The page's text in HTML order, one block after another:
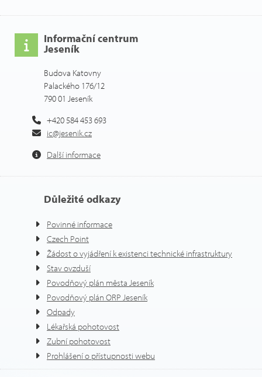
Informační centrum
Jeseník
Budova Katovny
Palackého 176/12
790 01 Jeseník
+420 584 453 693
ic@jesenik.cz
Další informace
Důležité odkazy
Povinné informace
Czech Point
Žádost o vyjádření k existenci technické infrastruktury
Stav ovzduší
Povodňový plán města Jeseník
Povodňový plán ORP Jeseník
Odpady
Lékařská pohotovost
Zubní pohotovost
Prohlášení o přístupnosti webu